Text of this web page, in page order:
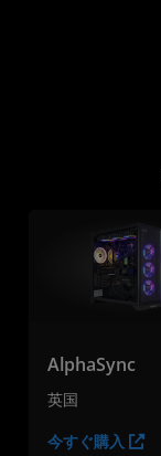
AlphaSync
英国
今すぐ購入